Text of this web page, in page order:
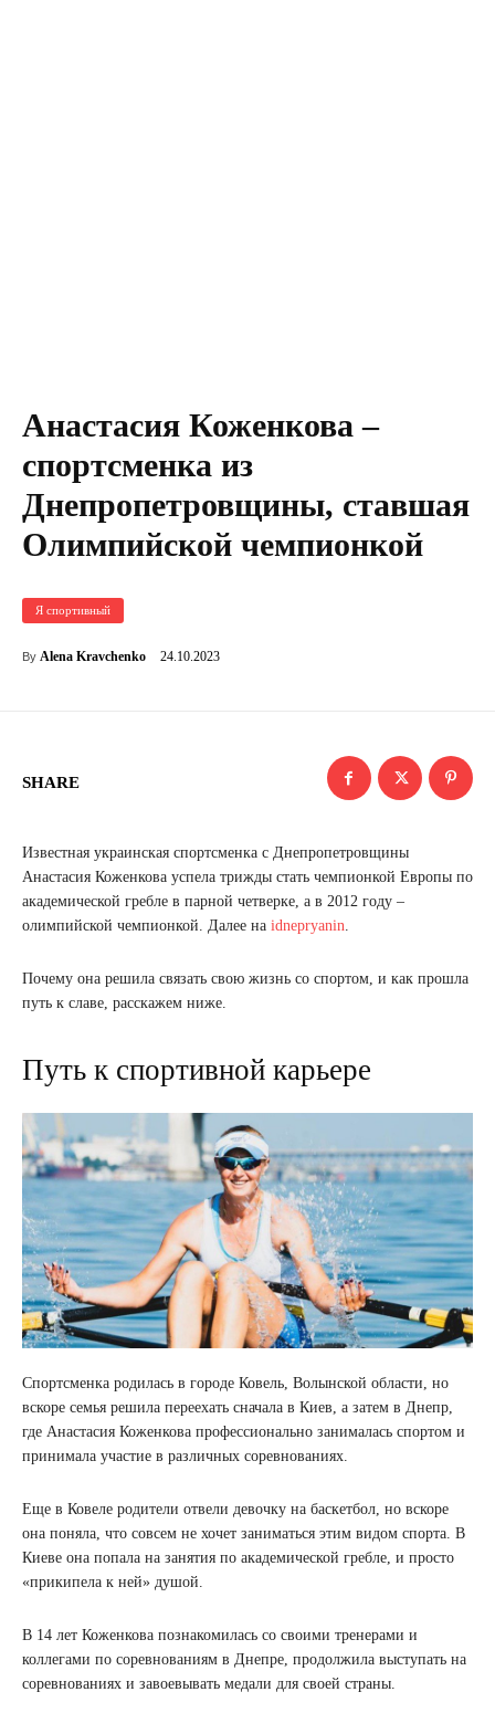
Анастасия Коженкова –
спортсменка из
Днепропетровщины, ставшая
Олимпийской чемпионкой
Я спортивный
By Alena Kravchenko 24.10.2023
SHARE
Известная украинская спортсменка с Днепропетровщины
Анастасия Коженкова успела трижды стать чемпионкой Европы по
академической гребле в парной четверке, а в 2012 году –
олимпийской чемпионкой. Далее на idnepryanin.
Почему она решила связать свою жизнь со спортом, и как прошла
путь к славе, расскажем ниже.
Путь к спортивной карьере
Спортсменка родилась в городе Ковель, Волынской области, но
вскоре семья решила переехать сначала в Киев, а затем в Днепр,
где Анастасия Коженкова профессионально занималась спортом и
принимала участие в различных соревнованиях.
Еще в Ковеле родители отвели девочку на баскетбол, но вскоре
она поняла, что совсем не хочет заниматься этим видом спорта. В
Киеве она попала на занятия по академической гребле, и просто
«прикипела к ней» душой.
В 14 лет Коженкова познакомилась со своими тренерами и
коллегами по соревнованиям в Днепре, продолжила выступать на
соревнованиях и завоевывать медали для своей страны.